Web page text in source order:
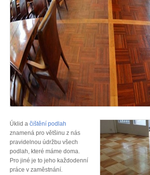
Úklid a čištění podlah
znamená pro většinu z nás
pravidelnou údržbu všech
podlah, které máme doma.
Pro jiné je to jeho každodenní
práce v zaměstnání.